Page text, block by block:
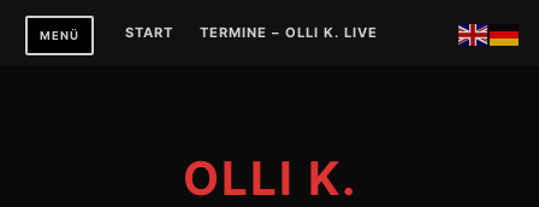
Zum
InhaltMENÜ START TERMINE – OLLI K. LIVE
OLLI K.